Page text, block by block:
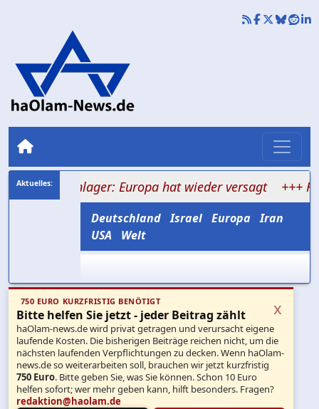
Europa hat wieder versagt +++ Hamas
Deutschland Israel Europa Iran
USA
Welt
750 EURO KURZFRISTIG BENÖTIGT
Bitte helfen Sie jetzt - jeder Beitrag zählt
haOlam-news.de wird privat getragen und verursacht eigene
laufende Kosten. Die bisherigen Beiträge reichen nicht, um die
nächsten laufenden Verpflichtungen zu decken. Wenn haOlam-
news.de so weiterarbeiten soll, brauchen wir jetzt kurzfristig
750 Euro. Bitte geben Sie, was Sie können. Schon 10 Euro
helfen sofort; wer mehr geben kann, hilft besonders. Fragen?
redaktion@haolam.de
x